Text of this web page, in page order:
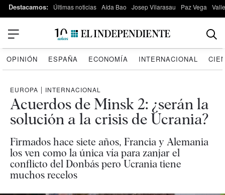
Destacamos: Últimas noticias Aída Bao Josep Vilarasau Paz Vega
OPINIÓN ESPAÑA ECONOMÍA INTERNACIONAL
EUROPA | INTERNACIONAL
Acuerdos de Minsk 2: ¿serán la
solución a la crisis de Ucrania?
Firmados hace siete años, Francia y Alemania
los ven como la única vía para zanjar el
conflicto del Donbás pero Ucrania tiene
muchos recelos